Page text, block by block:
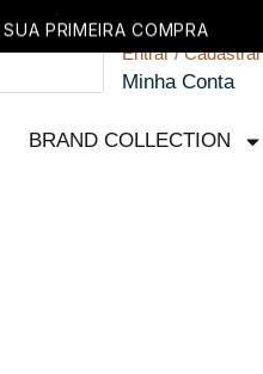
Entrar / Cadastrar
Minha Conta
BRAND COLLECTION